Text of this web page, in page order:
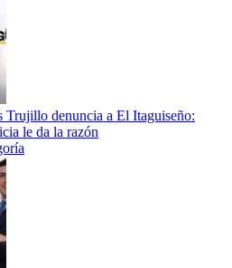
Trujillo denuncia a El Itaguiseño:
le da la razón